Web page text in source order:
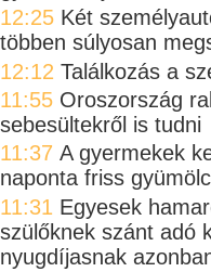
12:25 Két
többen súlyosan
12:12 Találkozás a
11:55 Oroszország
sebesültekről is tudni
11:37 A gyermekek
naponta friss
11:31 Egyesek
szülőknek szánt adó
nyugdíjasnak